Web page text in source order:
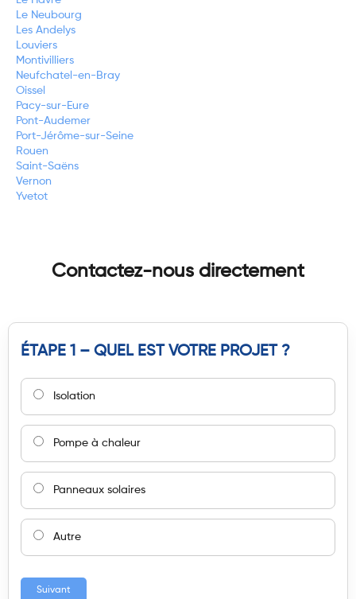
Le Neubourg
Les Andelys
Louviers
Montivilliers
Neufchatel-en-Bray
Oissel
Pacy-sur-Eure
Pont-Audemer
Port-Jérôme-sur-Seine
Rouen
Saint-Saëns
Vernon
Yvetot
Contactez-nous directement
ÉTAPE 1 – QUEL EST VOTRE PROJET ?
Isolation
Pompe à chaleur
Panneaux solaires
Autre
Suivant